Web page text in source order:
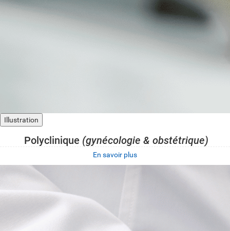
Illustration
Polyclinique (gynécologie & obstétrique)
En savoir plus